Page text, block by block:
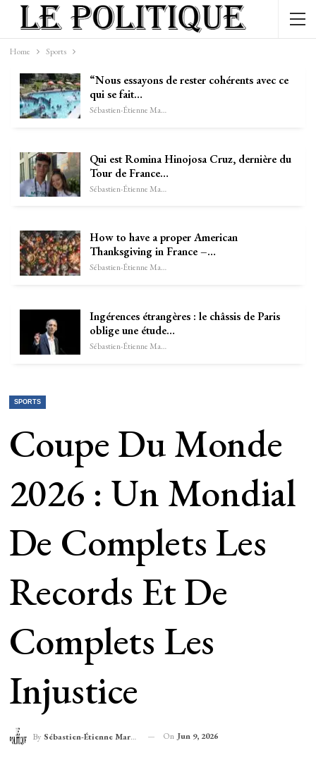
Home Sports
“Nous essayons de rester cohérents avec ce
qui se fait…
Sébastien-Étienne Marechal
Qui est Romina Hinojosa Cruz, dernière du
Tour de France…
Sébastien-Étienne Marechal
How to have a proper American
Thanksgiving in France –…
Sébastien-Étienne Marechal
Ingérences étrangères : le châssis de Paris
oblige une étude…
Sébastien-Étienne Marechal
SPORTS
Coupe Du Monde
2026 : Un Mondial
De Complets Les
Records Et De
Complets Les
Injustice
By Sébastien-Étienne Marechal On Jun 9, 2026